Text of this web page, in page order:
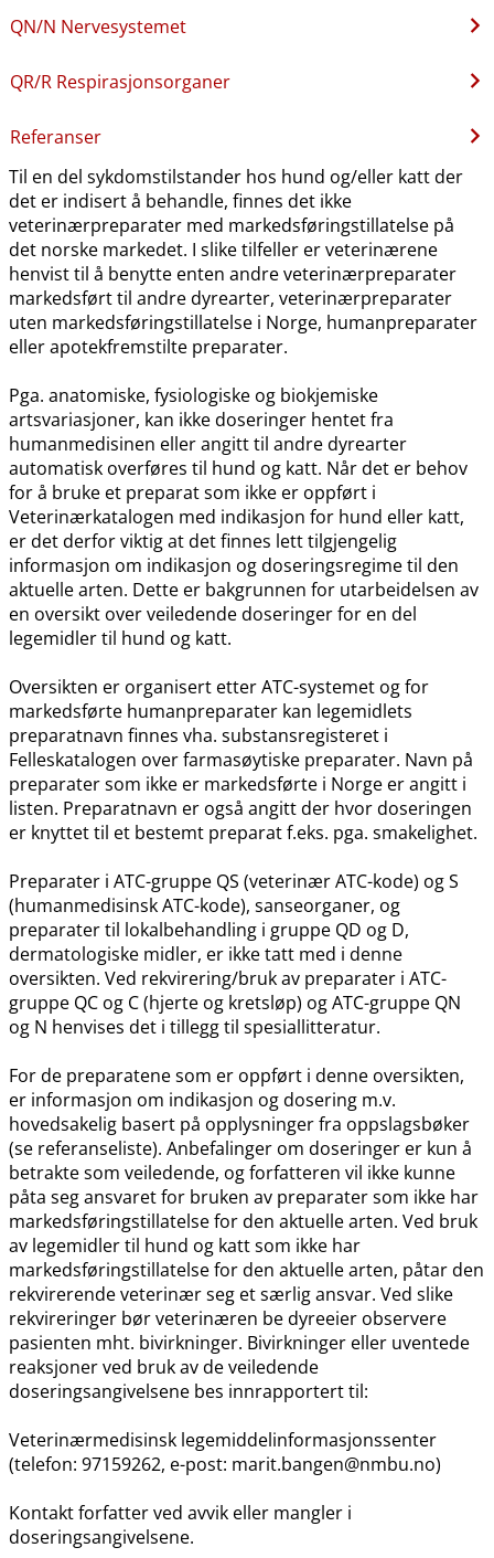
QN​/​N Nervesystemet
QR​/​R Respirasjonsorganer
Referanser
Til en del sykdomstilstander hos hund og​/​eller katt der
det er indisert å behandle, finnes det ikke
veterinærpreparater med markedsføringstillatelse på
det norske markedet. I slike tilfeller er veterinærene
henvist til å benytte enten andre veterinærpreparater
markedsført til andre dyrearter, veterinærpreparater
uten markedsføringstillatelse i Norge, humanpreparater
eller apotekfremstilte preparater.
Pga. anatomiske, fysiologiske og biokjemiske
artsvariasjoner, kan ikke doseringer hentet fra
humanmedisinen eller angitt til andre dyrearter
automatisk overføres til hund og katt. Når det er behov
for å bruke et preparat som ikke er oppført i
Veterinærkatalogen med indikasjon for hund eller katt,
er det derfor viktig at det finnes lett tilgjengelig
informasjon om indikasjon og doseringsregime til den
aktuelle arten. Dette er bakgrunnen for utarbeidelsen av
en oversikt over veiledende doseringer for en del
legemidler til hund og katt.
Oversikten er organisert etter ATC-systemet og for
markedsførte humanpreparater kan legemidlets
preparatnavn finnes vha. substansregisteret i
Felleskatalogen over farmasøytiske preparater. Navn på
preparater som ikke er markedsførte i Norge er angitt i
listen. Preparatnavn er også angitt der hvor doseringen
er knyttet til et bestemt preparat f.eks. pga. smakelighet.
Preparater i ATC-gruppe QS (veterinær ATC-kode) og S
(humanmedisinsk ATC-kode), sanseorganer, og
preparater til lokalbehandling i gruppe QD og D,
dermatologiske midler, er ikke tatt med i denne
oversikten. Ved rekvirering​/​bruk av preparater i ATC-
gruppe QC og C (hjerte og kretsløp) og ATC-gruppe QN
og N henvises det i tillegg til spesiallitteratur.
For de preparatene som er oppført i denne oversikten,
er informasjon om indikasjon og dosering m.v.
hovedsakelig basert på opplysninger fra oppslagsbøker
(se referanseliste). Anbefalinger om doseringer er kun å
betrakte som veiledende, og forfatteren vil ikke kunne
påta seg ansvaret for bruken av preparater som ikke har
markedsføringstillatelse for den aktuelle arten. Ved bruk
av legemidler til hund og katt som ikke har
markedsføringstillatelse for den aktuelle arten, påtar den
rekvirerende veterinær seg et særlig ansvar. Ved slike
rekvireringer bør veterinæren be dyreeier observere
pasienten mht. bivirkninger. Bivirkninger eller uventede
reaksjoner ved bruk av de veiledende
doseringsangivelsene bes innrapportert til:
Veterinærmedisinsk legemiddelinformasjonssenter
(telefon: 97159262, e-post: marit.bangen@nmbu.no)
Kontakt forfatter ved avvik eller mangler i
doseringsangivelsene.